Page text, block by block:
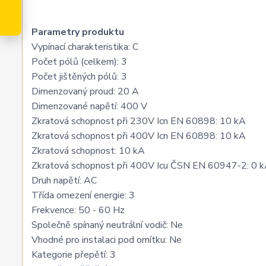
Parametry produktu
Vypínací charakteristika: C
Počet pólů (celkem): 3
Počet jištěných pólů: 3
Dimenzovaný proud: 20 A
Dimenzované napětí: 400 V
Zkratová schopnost při 230V Icn EN 60898: 10 kA
Zkratová schopnost při 400V Icn EN 60898: 10 kA
Zkratová schopnost: 10 kA
Zkratová schopnost při 400V Icu ČSN EN 60947-2: 0
Druh napětí: AC
Třída omezení energie: 3
Frekvence: 50 - 60 Hz
Společně spínaný neutrální vodič: Ne
Vhodné pro instalaci pod omítku: Ne
Kategorie přepětí: 3